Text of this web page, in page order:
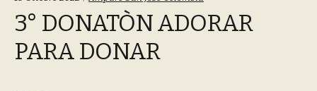
3° DONATÒN ADORAR
PARA DONAR